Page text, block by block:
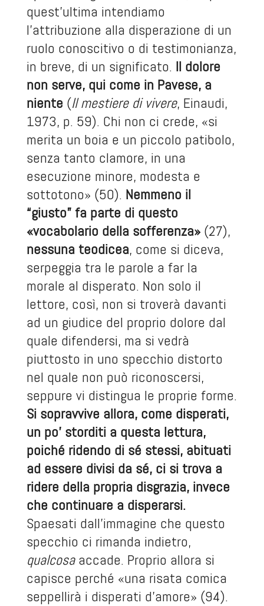
quest’ultima intendiamo
l’attribuzione alla disperazione di un
ruolo conoscitivo o di testimonianza,
in breve, di un significato. Il dolore
non serve, qui come in Pavese, a
niente (Il mestiere di vivere, Einaudi,
1973, p. 59). Chi non ci crede, «si
merita un boia e un piccolo patibolo,
senza tanto clamore, in una
esecuzione minore, modesta e
sottotono» (50). Nemmeno il
“giusto” fa parte di questo
«vocabolario della sofferenza»(27),
nessuna teodicea, come si diceva,
serpeggia tra le parole a far la
morale al disperato. Non solo il
lettore, così, non si troverà davanti
ad un giudice del proprio dolore dal
quale difendersi, ma si vedrà
piuttosto in uno specchio distorto
nel quale non può riconoscersi,
seppure vi distingua le proprie forme.
Si sopravvive allora, come disperati,
un po’ storditi a questa lettura,
poiché ridendo di sé stessi, abituati
ad essere divisi da sé, ci si trova a
ridere della propria disgrazia, invece
che continuare a disperarsi.
Spaesati dall’immagine che questo
specchio ci rimanda indietro,
qualcosaaccade. Proprio allora si
capisce perché «una risata comica
seppellirà i disperati d’amore» (94).